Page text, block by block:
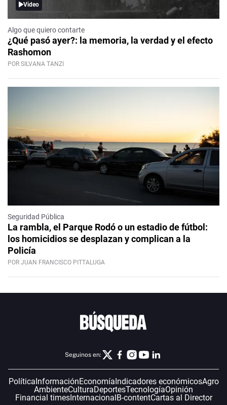
Video
Algo que quiero contarte
¿Qué pasó ayer?: la memoria, la verdad y el efecto
Rashomon
POR SILVANA TANZI
Seguridad Pública
La rambla, el Parque Rodó o un estadio de fútbol:
los homicidios se desplazan y complican a la
Policía
POR JUAN FRANCISCO PITTALUGA
Seguinos en:
Política InformaciónEconomía Indicadores económicosAgro
AmbienteCulturaDeportesTecnologíaOpinión
Financial timesInternacional B-contentCartas al Director